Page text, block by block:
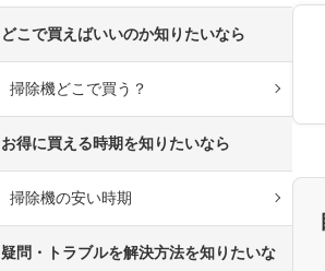
どこで買えばいいのか知りたいなら
掃除機どこで買う？
お得に買える時期を知りたいなら
掃除機の安い時期
疑問・トラブルを解決方法を知りたいな